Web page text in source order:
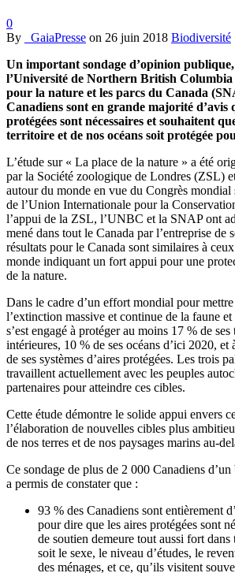
0
By
_GaiaPresse on 26 juin 2018 Biodiversité
Un important sondage d’opinion
l’Université de Northern British Columbia
pour la nature et les parcs du Canada
Canadiens sont en grande majorité d’avis
protégées sont nécessaires et souhaitent
territoire et de nos océans soit protégée
L’étude sur « La place de la nature » a été
par la Société zoologique de Londres (ZSL)
autour du monde en vue du Congrès mondial
de l’Union Internationale pour la
l’appui de la ZSL, l’UNBC et la SNAP ont
mené dans tout le Canada par l’entreprise de
résultats pour le Canada sont similaires à
monde indiquant un fort appui pour une
de la nature.
Dans le cadre d’un effort mondial pour
l’extinction massive et continue de la faune
s’est engagé à protéger au moins 17 % de ses
intérieures, 10 % de ses océans d’ici 2020, et
de ses systèmes d’aires protégées. Les trois
travaillent actuellement avec les peuples
partenaires pour atteindre ces cibles.
Cette étude démontre le solide appui envers
l’élaboration de nouvelles cibles plus
de nos terres et de nos paysages marins au-
Ce sondage de plus de 2 000 Canadiens
a permis de constater que :
93 % des Canadiens sont entièrement
pour dire que les aires protégées sont
de soutien demeure tout aussi fort
soit le sexe, le niveau d’études, le
des ménages, et ce, qu’ils visitent